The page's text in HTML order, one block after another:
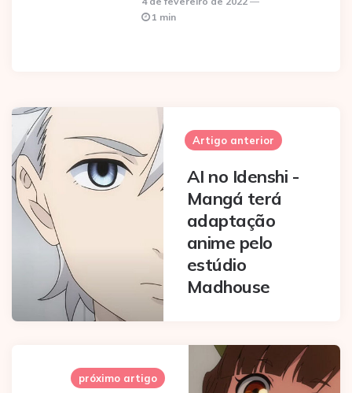
1 min
Post
navigation
Artigo anterior
AI no Idenshi -
Mangá terá
adaptação
anime pelo
estúdio
Madhouse
próximo artigo